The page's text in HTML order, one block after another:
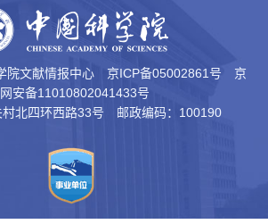
院文献情报中心 京ICP备05002861号 京
安备11010802041433号
村北四环西路33号 邮政编码：100190